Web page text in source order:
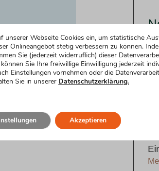
unserer Webseite Cookies ein, um statistische
Onlineangebot stetig verbessern zu können.
Sie (jederzeit widerruflich) dieser
Sie Ihre freiwillige Einwilligung jederzeit
Einstellungen vornehmen oder die
Sie in unserer Datenschutzerklärung.
Akzeptieren